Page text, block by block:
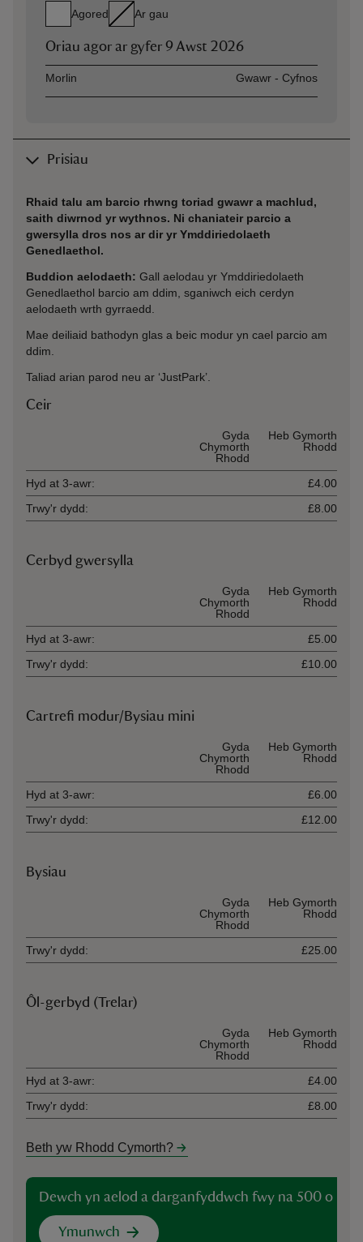
Agored Ar gau
Oriau agor ar gyfer 9 Awst 2026
AssetOpening time
Morlin Gwawr - Cyfnos
Prisiau
Rhaid talu am barcio rhwng toriad gwawr a machlud,
saith diwrnod yr wythnos. Ni chaniateir parcio a
gwersylla dros nos ar dir yr Ymddiriedolaeth
Genedlaethol.
Buddion aelodaeth: Gall aelodau yr Ymddiriedolaeth
Genedlaethol barcio am ddim, sganiwch eich cerdyn
aelodaeth wrth gyrraedd.
Mae deiliaid bathodyn glas a beic modur yn cael parcio am
ddim.
Taliad arian parod neu ar ‘JustPark’.
Ceir
Gyda
Chymorth
Rhodd
Heb Gymorth
Rhodd
Hyd at 3-awr:
£4.00
Trwy'r dydd:
£8.00
Cerbyd gwersylla
Gyda
Chymorth
Rhodd
Heb Gymorth
Rhodd
Hyd at 3-awr:
£5.00
Trwy'r dydd:
£10.00
Cartrefi modur/Bysiau mini
Gyda
Chymorth
Rhodd
Heb Gymorth
Rhodd
Hyd at 3-awr:
£6.00
Trwy'r dydd:
£12.00
Bysiau
Gyda
Chymorth
Rhodd
Heb Gymorth
Rhodd
Trwy'r dydd: £25.00
Ôl-gerbyd (Trelar)
Gyda
Chymorth
Rhodd
Heb Gymorth
Rhodd
Hyd at 3-awr:
£4.00
Trwy'r dydd:
£8.00
Beth yw Rhodd Cymorth?
Dewch yn aelod a darganfyddwch fwy na 500 o
Ymunwch